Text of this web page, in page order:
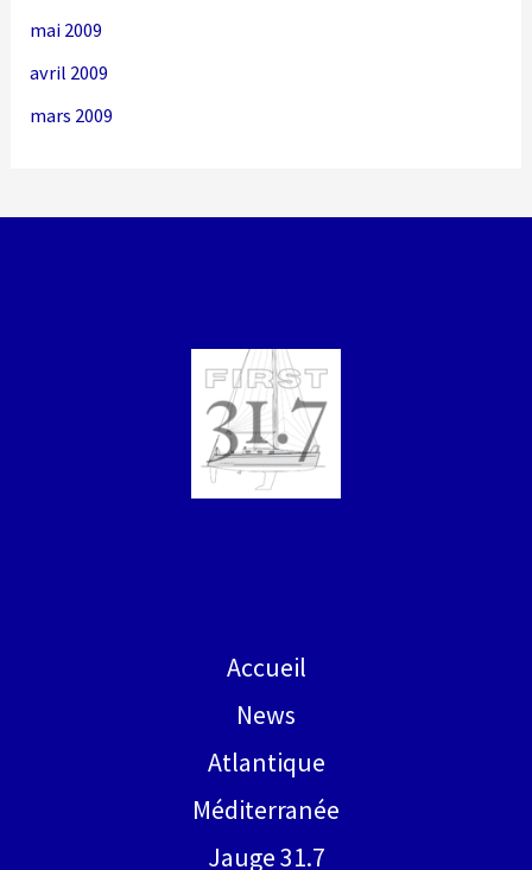
mai 2009
avril 2009
mars 2009
Accueil
News
Atlantique
Méditerranée
Jauge 31.7